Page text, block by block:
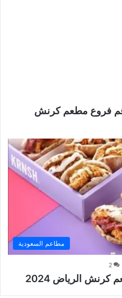
فروع مطعم كرنش
مطاعم السعودية
2
الرياض 2024